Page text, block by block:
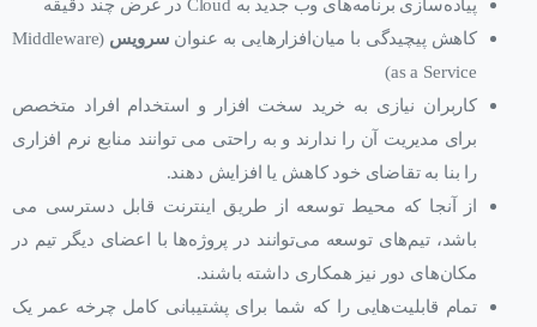
پیاده‌سازی برنامه‌های وب جدید به Cloud در عرض چند دقیقه
کاهش پیچیدگی با میان‌افزارهایی به عنوان سرویس (Middleware
as a Service)
کاربران نیازی به خرید سخت ‌افزار و استخدام افراد متخصص
برای مدیریت آن را ندارند و به راحتی می ‌توانند منابع نرم افزاری
را بنا به تقاضای خود کاهش یا افزایش دهند.
از آنجا که محیط توسعه از طریق اینترنت قابل دسترسی می
باشد، تیم‌های توسعه می‌توانند در پروژه‌ها با اعضای دیگر تیم در
مکان‌های دور نیز همکاری داشته باشند.
تمام قابلیت‌هایی را که شما برای پشتیبانی کامل چرخه عمر یک